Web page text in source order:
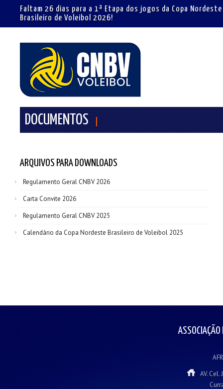
Faltam 26 dias para a 1ª Etapa dos jogos da Copa Nordeste
Brasileiro de Voleibol 2026!
DOCUMENTOS
ARQUIVOS PARA DOWNLOADS
Regulamento Geral CNBV 2026
Carta Convite 2026
Regulamento Geral CNBV 2025
Calendário da Copa Nordeste Brasileiro de Voleibol 2025
ASSOCIAÇÃO
AV.